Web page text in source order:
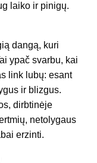
laiko ir pinigų.
dangą, kuri
ypač svarbu, kai
link lubų: esant
ir blizgus.
dirbtinėje
netolygaus
erzinti.